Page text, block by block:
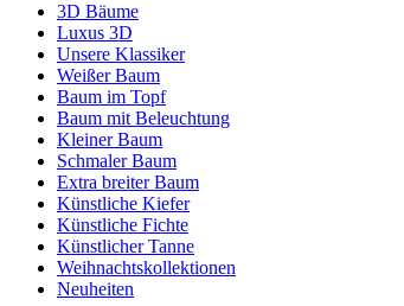
3D Bäume
Luxus 3D
Unsere Klassiker
Weißer Baum
Baum im Topf
Baum mit Beleuchtung
Kleiner Baum
Schmaler Baum
Extra breiter Baum
Künstliche Kiefer
Künstliche Fichte
Künstlicher Tanne
Weihnachtskollektionen
Neuheiten